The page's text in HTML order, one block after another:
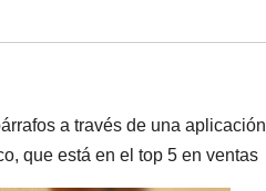
a través de una aplicación
que está en el top 5 en ventas